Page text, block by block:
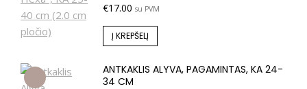
€17.00 su PVM
Į KREPŠELĮ
ANTKAKLIS ALYVA, PAGAMINTAS, KA 24-
34 CM